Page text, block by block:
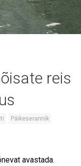
reis
Päikeserannik
avastada.